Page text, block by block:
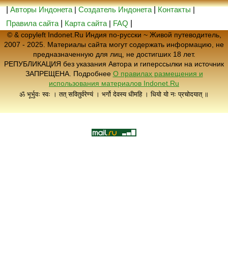
|Авторы Индонета|Создатель Индонета|Контакты|
Правила сайта
Карта сайта | FAQ
© & copyleft Indonet.Ru Индия по-русски ~ Живой путеводитель,
2007 - 2025. Материалы сайта могут содержать информацию, не
предназначенную для лиц, не достигших 18 лет.
РЕПУБЛИКАЦИЯ без указания Автора и гиперссылки на источник
ЗАПРЕЩЕНА. Подробнее О правилах размещения и
использования материалов Indonet.Ru
ॐ भूर्भुवः स्वः । तत् सवितुर्वरेण्यं । भर्गो देवस्य धीमहि । धियो यो नः प्रचोदयात् ॥